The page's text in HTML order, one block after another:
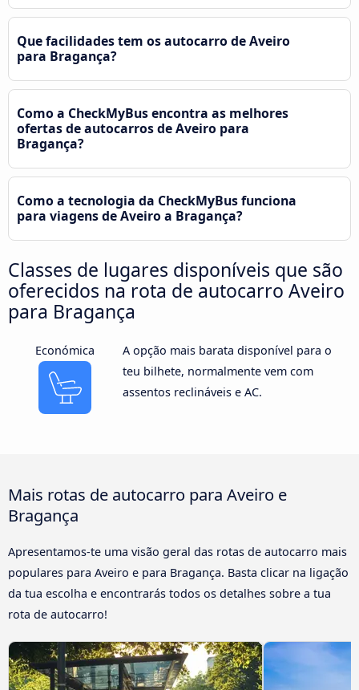
Que facilidades tem os autocarro de Aveiro
para Bragança?
Como a CheckMyBus encontra as melhores
ofertas de autocarros de Aveiro para
Bragança?
Como a tecnologia da CheckMyBus funciona
para viagens de Aveiro a Bragança?
Classes de lugares disponíveis que são
oferecidos na rota de autocarro Aveiro
para Bragança
Económica
A opção mais barata disponível para o
teu bilhete, normalmente vem com
assentos reclináveis e AC.
Mais rotas de autocarro para Aveiro e
Bragança
Apresentamos-te uma visão geral das rotas de autocarro mais
populares para Aveiro e para Bragança. Basta clicar na ligação
da tua escolha e encontrarás todos os detalhes sobre a tua
rota de autocarro!